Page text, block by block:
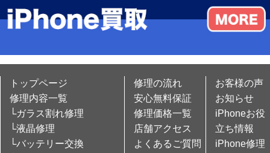
トップページ
修理内容一覧
└ガラス割れ修理
└液晶修理
└バッテリー交換
修理の流れ
安心無料保証
修理価格一覧
店舗アクセス
よくあるご質問
お客様の声
お知らせ
iPhoneお役
立ち情報
iPhone修理